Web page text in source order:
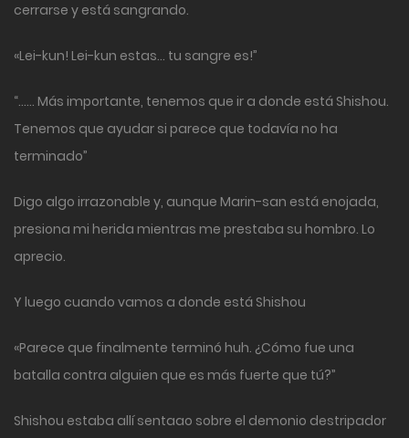
cerrarse y está sangrando.
«Lei-kun! Lei-kun estas… tu sangre es!”
“…… Más importante, tenemos que ir a donde está Shishou.
Tenemos que ayudar si parece que todavía no ha
terminado”
Digo algo irrazonable y, aunque Marin-san está enojada,
presiona mi herida mientras me prestaba su hombro. Lo
aprecio.
Y luego cuando vamos a donde está Shishou
«Parece que finalmente terminó huh. ¿Cómo fue una
batalla contra alguien que es más fuerte que tú?”
Shishou estaba allí sentaao sobre el demonio destripador